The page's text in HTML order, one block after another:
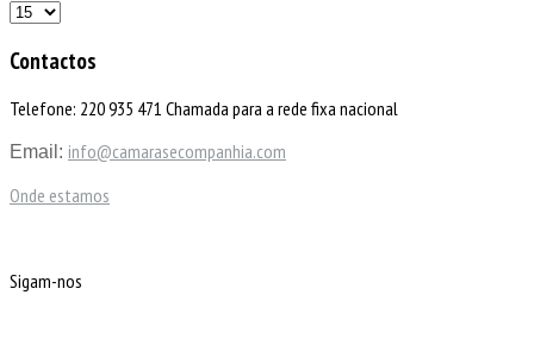
Contactos
Telefone: 220 935 471 Chamada para a rede fixa nacional
Email: info@camarasecompanhia.com
Onde estamos
Sigam-nos